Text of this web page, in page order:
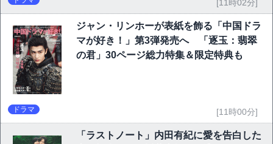
[11時02分]
ジャン・リンホーが表紙を飾る「中国ドラ
マが好き！」第3弾発売へ 「逐玉：翡翠
の君」30ページ総力特集＆限定特典も
ドラマ [11時00分]
「ラストノート」内田有紀に愛を告白した